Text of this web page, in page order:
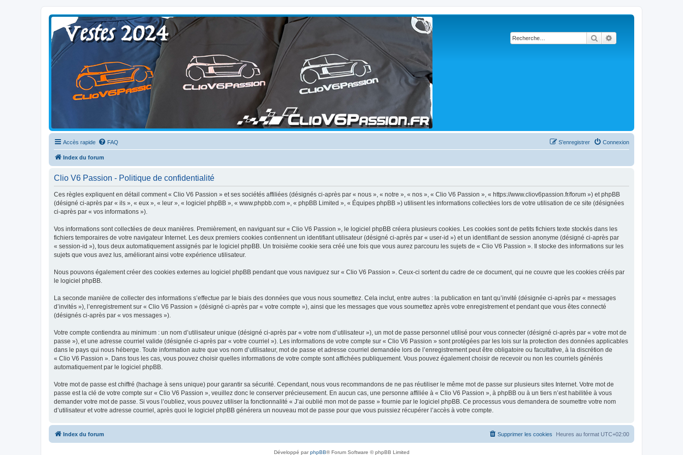
Rechercher
Clio V6 Passion
Le site français des passionnés de Clio V6
Accès rapide FAQ Connexion
S’enregistrer
Index du forum
Clio V6 Passion - Politique de confidentialité
Ces règles expliquent en détail comment « Clio V6 Passion » et ses sociétés affiliées (désignés ci-après par « nous », « notre », « nos », « Clio V6 Passion », « https://www.cliov6passion.fr/forum ») et phpBB
(désigné ci-après par « ils », « eux », « leur », « logiciel phpBB », « www.phpbb.com », « phpBB Limited », « Équipes phpBB ») utilisent les informations collectées lors de votre utilisation de ce site (désignées
ci-après par « vos informations »).
Vos informations sont collectées de deux manières. Premièrement, en naviguant sur « Clio V6 Passion », le logiciel phpBB créera plusieurs cookies. Les cookies sont de petits fichiers texte stockés dans les
fichiers temporaires de votre navigateur Internet. Les deux premiers cookies contiennent un identifiant utilisateur (désigné ci-après par « user-id ») et un identifiant de session anonyme (désigné ci-après par
« session-id »), tous deux automatiquement assignés par le logiciel phpBB. Un troisième cookie sera créé une fois que vous aurez parcouru les sujets de « Clio V6 Passion ». Il stocke des informations sur les
sujets que vous avez lus, améliorant ainsi votre expérience utilisateur.
Nous pouvons également créer des cookies externes au logiciel phpBB pendant que vous naviguez sur « Clio V6 Passion ». Ceux-ci sortent du cadre de ce document, qui ne couvre que les cookies créés par
le logiciel phpBB.
La seconde manière de collecter des informations s’effectue par le biais des données que vous nous soumettez. Cela inclut, entre autres : la publication en tant qu’invité (désignée ci-après par « messages
d’invités »), l’enregistrement sur « Clio V6 Passion » (désigné ci-après par « votre compte »), ainsi que les messages que vous soumettez après votre enregistrement et pendant que vous êtes connecté
(désignés ci-après par « vos messages »).
Votre compte contiendra au minimum : un nom d’utilisateur unique (désigné ci-après par « votre nom d’utilisateur »), un mot de passe personnel utilisé pour vous connecter (désigné ci-après par « votre mot de
passe »), et une adresse courriel valide (désignée ci-après par « votre courriel »). Les informations de votre compte sur « Clio V6 Passion » sont protégées par les lois sur la protection des données applicables
dans le pays qui nous héberge. Toute information autre que vos nom d’utilisateur, mot de passe et adresse courriel demandée lors de l’enregistrement peut être obligatoire ou facultative, à la discrétion de
« Clio V6 Passion ». Dans tous les cas, vous pouvez choisir quelles informations de votre compte sont affichées publiquement. Vous pouvez également choisir de recevoir ou non les courriels générés
automatiquement par le logiciel phpBB.
Votre mot de passe est chiffré (hachage à sens unique) pour garantir sa sécurité. Cependant, nous vous recommandons de ne pas réutiliser le même mot de passe sur plusieurs sites Internet. Votre mot de
passe est la clé de votre compte sur « Clio V6 Passion », veuillez donc le conserver précieusement. En aucun cas, une personne affiliée à « Clio V6 Passion », à phpBB ou à un tiers n’est habilitée à vous
demander votre mot de passe. Si vous l’oubliez, vous pouvez utiliser la fonctionnalité « J’ai oublié mon mot de passe » fournie par le logiciel phpBB. Ce processus vous demandera de soumettre votre nom
d’utilisateur et votre adresse courriel, après quoi le logiciel phpBB générera un nouveau mot de passe pour que vous puissiez récupérer l’accès à votre compte.
Index du forum Heures au format UTC+02:00
Supprimer les cookies
Développé parphpBB® Forum Software © phpBB Limited